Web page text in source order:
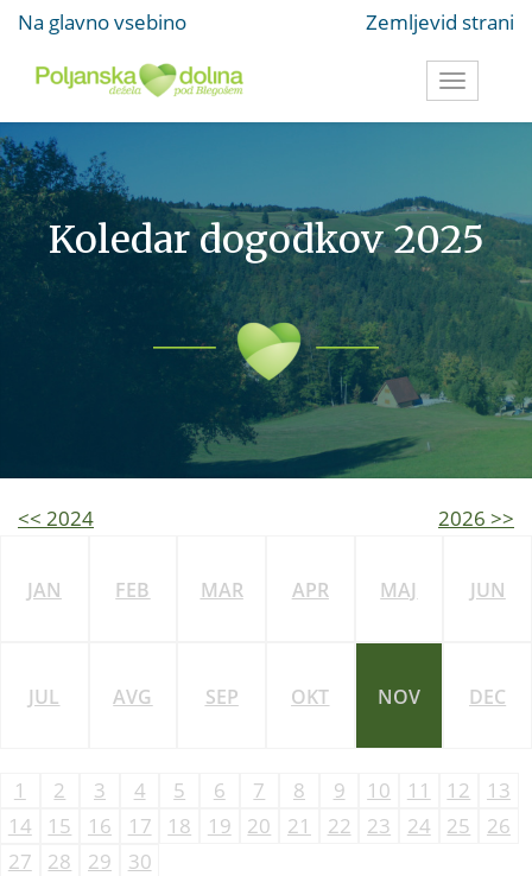
Na glavno vsebino Zemljevid strani
Toggle
Koledar dogodkov 2025
<< 2024 2026 >>
JAN FEB MAR APR MAJ JUN
JUL AVG SEP OKT NOV DEC
1 2 3 4 5 6 7 8 9 10 11 12
13
14
15 16 17 18 19 20 21 22 23 24 25
26
27
28 29 30